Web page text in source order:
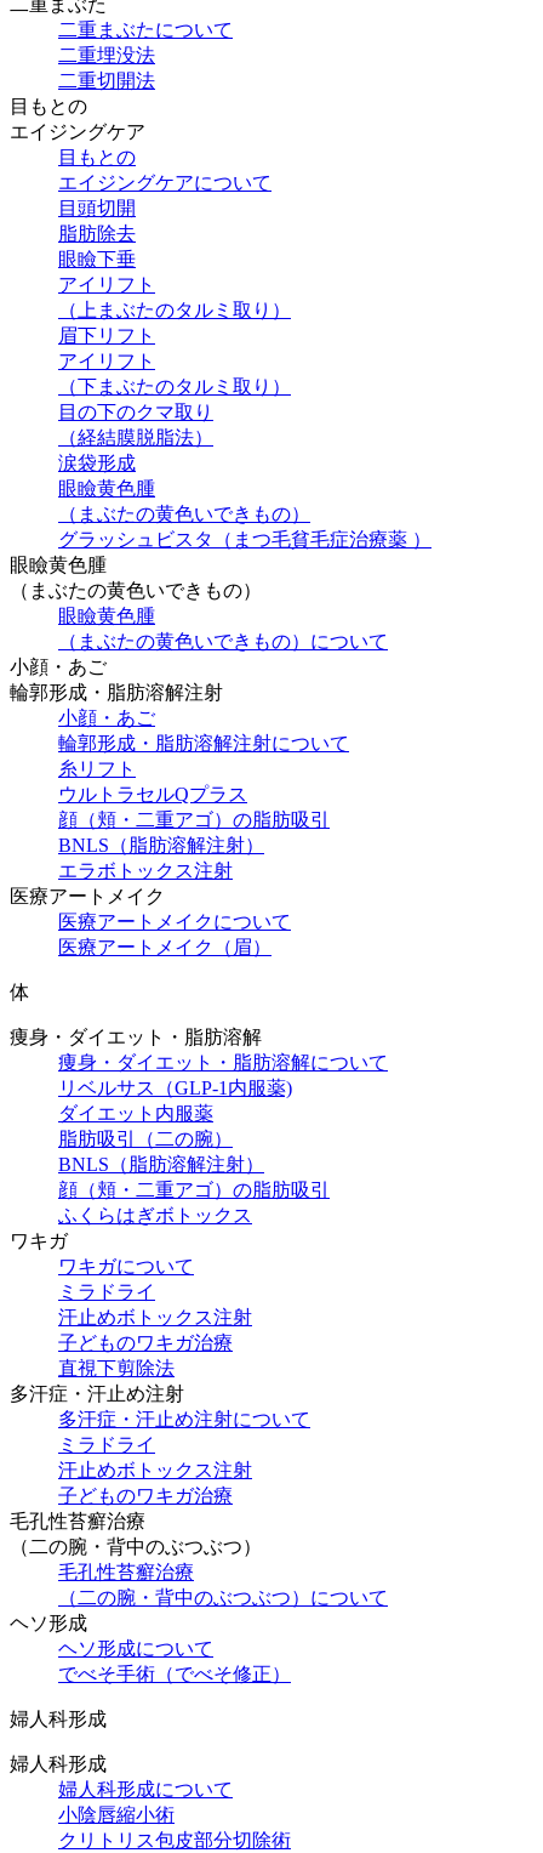
二重まぶた
二重まぶたについて
二重埋没法
二重切開法
目もとの
エイジングケア
目もとの
エイジングケアについて
目頭切開
脂肪除去
眼瞼下垂
アイリフト
（上まぶたのタルミ取り）
眉下リフト
アイリフト
（下まぶたのタルミ取り）
目の下のクマ取り
（経結膜脱脂法）
涙袋形成
眼瞼黄色腫
（まぶたの黄色いできもの）
グラッシュビスタ（まつ毛貧毛症治療薬 ）
眼瞼黄色腫
（まぶたの黄色いできもの）
眼瞼黄色腫
（まぶたの黄色いできもの）について
小顔・あご
輪郭形成・脂肪溶解注射
小顔・あご
輪郭形成・脂肪溶解注射について
糸リフト
ウルトラセルQプラス
顔（頬・二重アゴ）の脂肪吸引
BNLS（脂肪溶解注射）
エラボトックス注射
医療アートメイク
医療アートメイクについて
医療アートメイク（眉）
体
痩身・ダイエット・脂肪溶解
痩身・ダイエット・脂肪溶解について
リベルサス（GLP-1内服薬)
ダイエット内服薬
脂肪吸引（二の腕）
BNLS（脂肪溶解注射）
顔（頬・二重アゴ）の脂肪吸引
ふくらはぎボトックス
ワキガ
ワキガについて
ミラドライ
汗止めボトックス注射
子どものワキガ治療
直視下剪除法
多汗症・汗止め注射
多汗症・汗止め注射について
ミラドライ
汗止めボトックス注射
子どものワキガ治療
⽑孔性苔癬治療
（⼆の腕・背中のぶつぶつ）
⽑孔性苔癬治療
（⼆の腕・背中のぶつぶつ）について
ヘソ形成
ヘソ形成について
でべそ手術（でべそ修正）
婦人科形成
婦人科形成
婦人科形成について
小陰唇縮小術
クリトリス包皮部分切除術